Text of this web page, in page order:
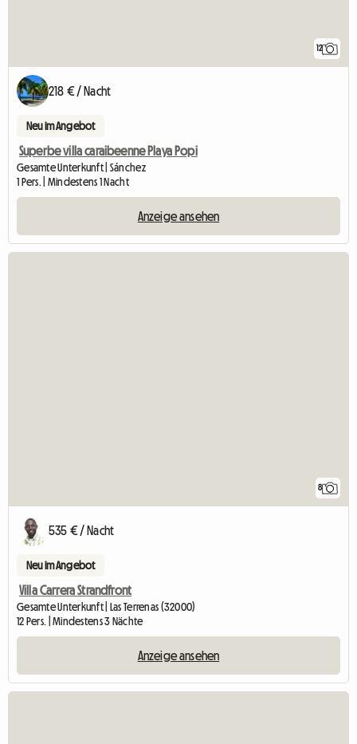
12
218 € / Nacht
Neu im Angebot
Superbe villa caraibeenne Playa Popi
Gesamte Unterkunft | Sánchez
1 Pers. | Mindestens 1 Nacht
Anzeige ansehen
8
535 € / Nacht
Neu im Angebot
Villa Carrera Strandfront
Gesamte Unterkunft | Las Terrenas (32000)
12 Pers. | Mindestens 3 Nächte
Anzeige ansehen